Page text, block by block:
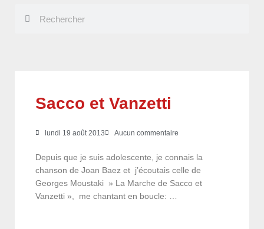
Sacco et Vanzetti
lundi 19 août 2013 Aucun commentaire
Depuis que je suis adolescente, je connais la
chanson de Joan Baez et j’écoutais celle de
Georges Moustaki » La Marche de Sacco et
Vanzetti », me chantant en boucle: …